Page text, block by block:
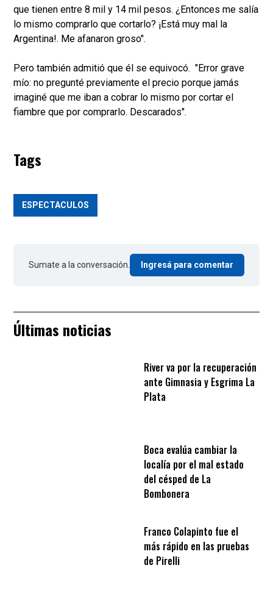
que tienen entre 8 mil y 14 mil pesos. ¿Entonces me salía
lo mismo comprarlo que cortarlo? ¡Está muy mal la
Argentina!. Me afanaron groso".
Pero también admitió que él se equivocó. "Error grave
mío: no pregunté previamente el precio porque jamás
imaginé que me iban a cobrar lo mismo por cortar el
fiambre que por comprarlo. Descarados".
Tags
ESPECTACULOS
Sumate a la conversación. Ingresá para comentar
Últimas noticias
River va por la recuperación
ante Gimnasia y Esgrima La
Plata
Boca evalúa cambiar la
localía por el mal estado
del césped de La
Bombonera
Franco Colapinto fue el
más rápido en las pruebas
de Pirelli